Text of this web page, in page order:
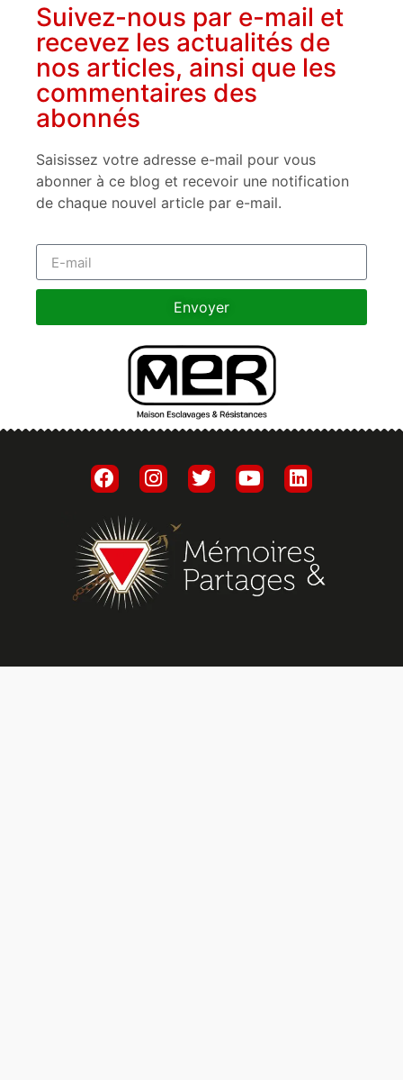
Suivez-nous par e-mail et
recevez les actualités de
nos articles, ainsi que les
commentaires des
abonnés
Saisissez votre adresse e-mail pour vous
abonner à ce blog et recevoir une notification
de chaque nouvel article par e-mail.
Envoyer